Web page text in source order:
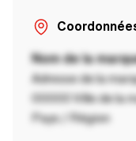
Nom de la
Adresse de la
00000 Ville de la
Pays / Région